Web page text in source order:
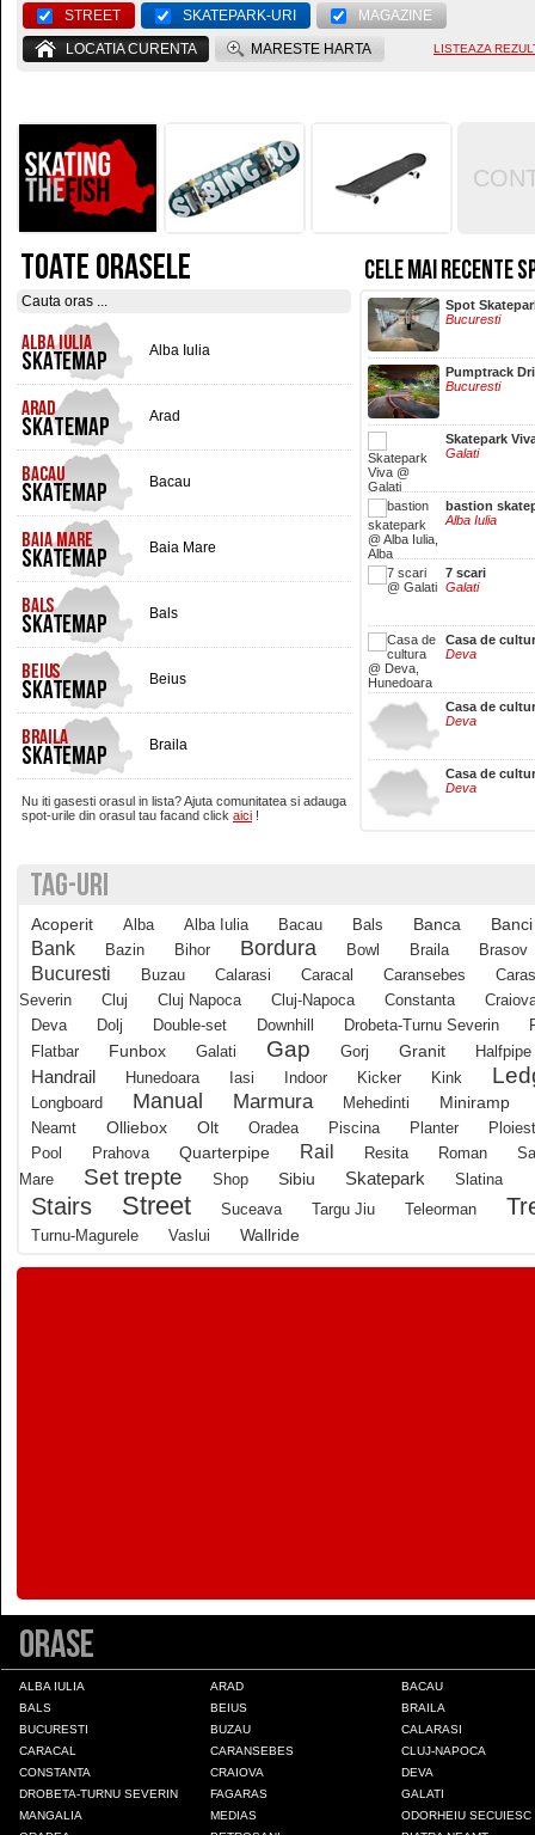
STREET SKATEPARK-URI
MAGAZINE
LOCATIA CURENTA
MARESTE HARTA LISTEAZA
TOATE ORASELE
Alba Iulia
Arad
Bacau
Baia Mare
Bals
Beius
Braila
Brasov
Buzau
Calarasi
Calimanesti
Caransebes
Cluj-Napoca
Draganesti-Olt
Drobeta-Turnu Severin
Galati
Nu iti gasesti orasul in lista? Ajuta comunitatea si adauga
spot-urile din orasul tau facand click aici !
CELE MAI RECENTE
Hala Centrala
Iasi
Spot
Bucuresti
Pumptrack
Bucuresti
Skatepark
Galati
bastion
Alba Iulia
7 scari
Galati
Casa de
Deva
Casa de
Deva
Casa de
Deva
TAG-URI
Acoperit Alba Alba Iulia Bacau Bals Banca Banci
Bank Bazin Bihor Bordura Bowl Braila Brasov
Bucuresti Buzau Calarasi Caracal Caransebes
Severin
Cluj Cluj Napoca Cluj-Napoca Constanta
Deva
Dolj Double-set Downhill Drobeta-Turnu Severin
Flatbar
Funbox Galati Gap Gorj Granit Halfpipe
Handrail Hunedoara Iasi Indoor Kicker Kink
Longboard Manual Marmura Mehedinti
Miniramp
Neamt
Olliebox Olt Oradea Piscina Planter
Pool
Prahova Quarterpipe Rail Resita Roman
Mare
Set trepte Shop Sibiu Skatepark Slatina
Stairs Street Suceava Targu Jiu Teleorman
Turnu-Magurele Vaslui Wallride
Orase
ALBA IULIA ARAD
BACAU
BALS
BEIUS
BRAILA
BUCURESTI
BUZAU
CALARASI
CARACAL
CARANSEBES
CLUJ-NAPOCA
CONSTANTA
CRAIOVA
DEVA
DROBETA-TURNU SEVERIN
FAGARAS
GALATI
MANGALIA
MEDIAS
ODORHEIU SECUIESC